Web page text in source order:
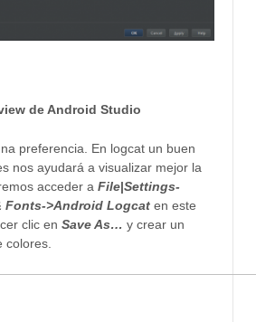
de Android Studio
preferencia. En logcat un buen
nos ayudará a visualizar mejor la
acceder a File|Settings-
Fonts->Android Logcat en este
clic en Save As… y crear un
colores.